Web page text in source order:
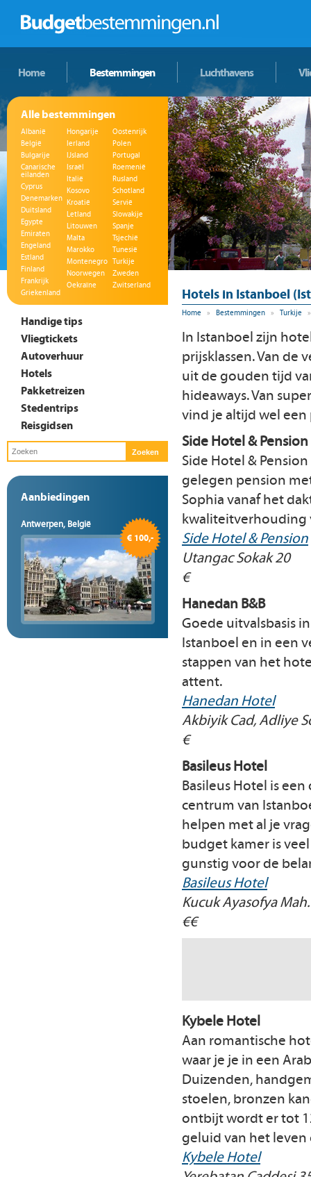
Home Bestemmingen Luchthavens
Alle bestemmingen
Albanië
België
Bulgarije
Canarische
eilanden
Cyprus
Denemarken
Duitsland
Egypte
Emiraten
Engeland
Estland
Finland
Frankrijk
Griekenland
Hongarije
Ierland
IJsland
Israël
Italië
Kosovo
Kroatië
Letland
Litouwen
Malta
Marokko
Montenegro
Noorwegen
Oekraïne
Oostenrijk
Polen
Portugal
Roemenië
Rusland
Schotland
Servië
Slowakije
Spanje
Tsjechië
Tunesië
Turkije
Zweden
Zwitserland
Handige tips
Vliegtickets
Autoverhuur
Hotels
Pakketreizen
Stedentrips
Reisgidsen
Aanbiedingen
Antwerpen, België
€ 100,-
Hotels in Istanboel
Home » Bestemmingen » Turkije »
In Istanboel zijn
prijsklassen. Van de
uit de gouden tijd
hideaways. Van
vind je altijd wel
Side Hotel & Pension
Side Hotel &
gelegen pension
Sophia vanaf het
kwaliteitverhouding
Side Hotel & Pension
Utangac Sokak 20
€
Hanedan B&B
Goede uitvalsbasis
Istanboel en in een
stappen van het
attent.
Hanedan Hotel
Akbiyik Cad, Adliye
€
Basileus Hotel
Basileus Hotel is
centrum van
helpen met al je
budget kamer is
gunstig voor de
Basileus Hotel
Kucuk Ayasofya
€€
Kybele Hotel
Aan romantische
waar je je in een
Duizenden,
stoelen, bronzen
ontbijt wordt er tot
geluid van het
Kybele Hotel